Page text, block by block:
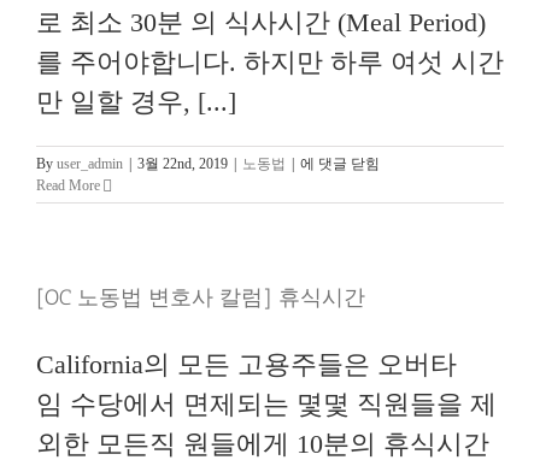
한 잘
못
된 지
식
로 최소 30분 의 식사시간 (Meal Period)
를 주어야합니다. 하지만 하루 여섯 시간
만 일할 경우, [...]
By user_admin | 3월 22nd, 2019 | 노동법 | [OC
동
사
식
사 시
간 (Meal
Periods)
에 댓글 닫힘
Read More
[OC 노동법 변호사 칼럼] 휴식시간
California의 모든 고용주들은 오버타
임 수당에서 면제되는 몇몇 직원들을 제
외한 모든직 원들에게 10분의 휴식시간